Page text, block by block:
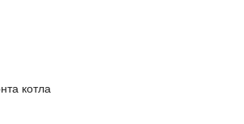
котла